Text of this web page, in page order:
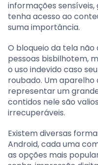
informações
tenha acesso ao
suma importância.
O bloqueio da tela
pessoas bisbilhotem,
o uso indevido caso
roubado. Um
representar um
contidos nele são
irrecuperáveis.
Existem diversas
Android, cada uma
as opções mais